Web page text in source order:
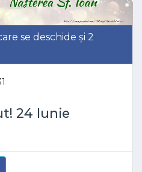
se deschide și 2
24 Iunie